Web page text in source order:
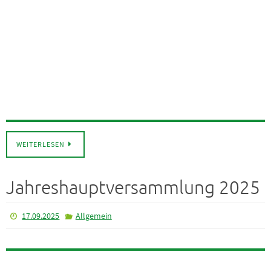
WEITERLESEN
Jahreshauptversammlung 2025
17.09.2025 Allgemein